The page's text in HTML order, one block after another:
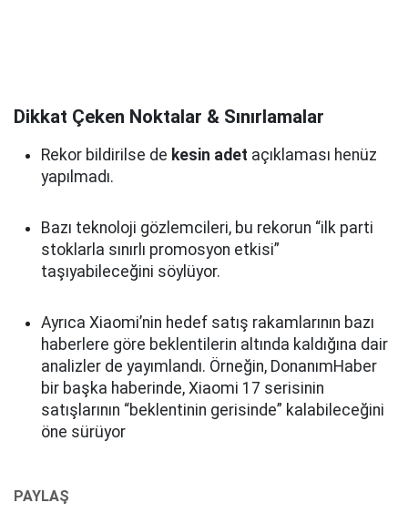
Dikkat Çeken Noktalar & Sınırlamalar
Rekor bildirilse de kesin adet açıklaması henüz
yapılmadı.
Bazı teknoloji gözlemcileri, bu rekorun “ilk parti
stoklarla sınırlı promosyon etkisi”
taşıyabileceğini söylüyor.
Ayrıca Xiaomi’nin hedef satış rakamlarının bazı
haberlere göre beklentilerin altında kaldığına dair
analizler de yayımlandı. Örneğin, DonanımHaber
bir başka haberinde, Xiaomi 17 serisinin
satışlarının “beklentinin gerisinde” kalabileceğini
öne sürüyor